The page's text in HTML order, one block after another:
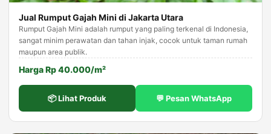
Jual Rumput Gajah Mini di Jakarta Utara
Rumput Gajah Mini adalah rumput yang paling terkenal di Indonesia,
sangat minim perawatan dan tahan injak, cocok untuk taman rumah
maupun area publik.
Harga Rp 40.000/m²
📦 Lihat Produk 💬 Pesan WhatsApp